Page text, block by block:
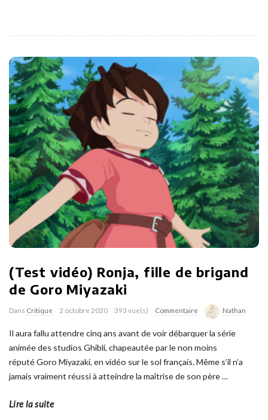
(Test vidéo) Ronja, fille de brigand
de Goro Miyazaki
Dans Critique 2 octobre 2020 393 vue(s) Commentaire Nathan
Il aura fallu attendre cinq ans avant de voir débarquer la série
animée des studios Ghibli, chapeautée par le non moins
réputé Goro Miyazaki, en vidéo sur le sol français. Même s’il n’a
jamais vraiment réussi à atteindre la maîtrise de son père…
Lire la suite